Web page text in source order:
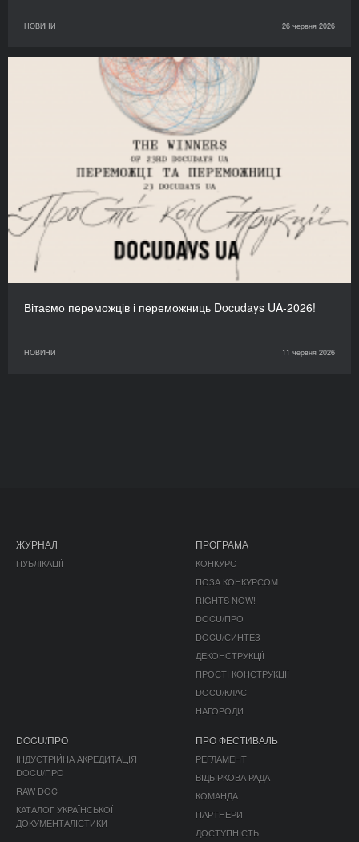
НОВИНИ 26 червня 2026
Вітаємо переможців і переможниць Docudays UA-2026!
НОВИНИ 11 червня 2026
ЖУРНАЛ
ПУБЛІКАЦІЇ
ПРОГРАМА
КОНКУРС
ПОЗА КОНКУРСОМ
RIGHTS NOW!
DOCU/ПРО
DOCU/СИНТЕЗ
ДЕКОНСТРУКЦІЇ
ПРОСТІ КОНСТРУКЦІЇ
DOCU/КЛАС
НАГОРОДИ
DOCU/ПРО
ІНДУСТРІЙНА АКРЕДИТАЦІЯ
DOCU/ПРО
RAW DOC
КАТАЛОГ УКРАЇНСЬКОЇ
ДОКУМЕНТАЛІСТИКИ
ПРО ФЕСТИВАЛЬ
РЕГЛАМЕНТ
ВІДБІРКОВА РАДА
КОМАНДА
ПАРТНЕРИ
ДОСТУПНІСТЬ